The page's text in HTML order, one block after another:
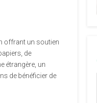
offrant un soutien
de
étrangère, un
de bénéficier de